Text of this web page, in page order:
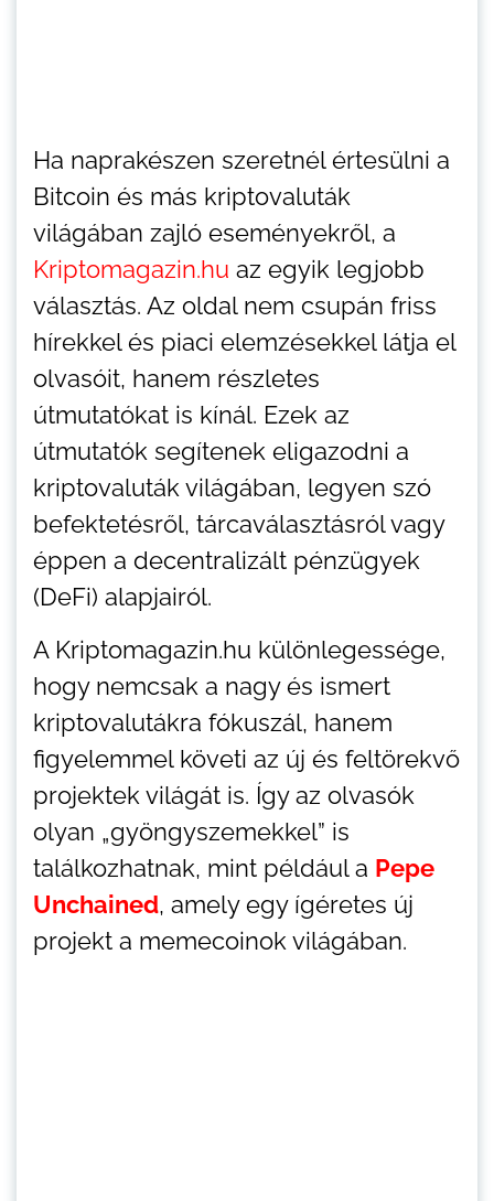
Ha naprakészen szeretnél értesülni a
Bitcoin és más kriptovaluták
világában zajló eseményekről, a
Kriptomagazin.hu az egyik legjobb
választás. Az oldal nem csupán friss
hírekkel és piaci elemzésekkel látja el
olvasóit, hanem részletes
útmutatókat is kínál. Ezek az
útmutatók segítenek eligazodni a
kriptovaluták világában, legyen szó
befektetésről, tárcaválasztásról vagy
éppen a decentralizált pénzügyek
(DeFi) alapjairól.
A Kriptomagazin.hu különlegessége,
hogy nemcsak a nagy és ismert
kriptovalutákra fókuszál, hanem
figyelemmel követi az új és feltörekvő
projektek világát is. Így az olvasók
olyan „gyöngyszemekkel” is
találkozhatnak, mint például a Pepe
Unchained, amely egy ígéretes új
projekt a memecoinok világában.